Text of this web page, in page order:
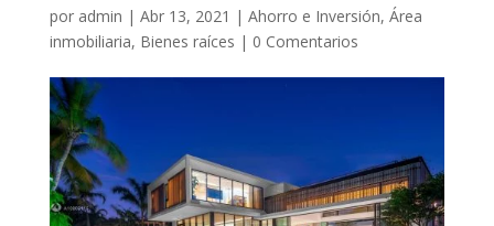
por admin | Abr 13, 2021 | Ahorro e Inversión, Área
inmobiliaria, Bienes raíces | 0 Comentarios